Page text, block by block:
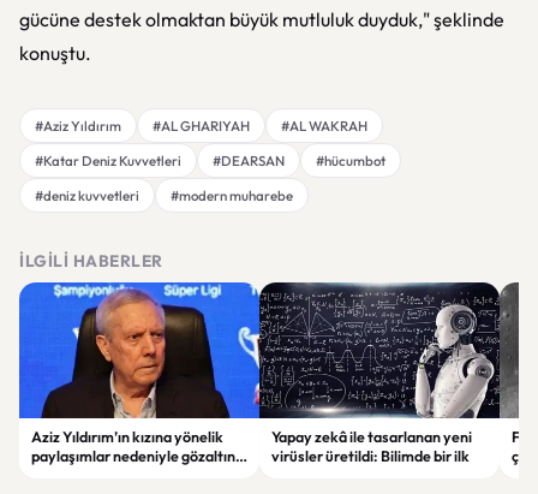
gücüne destek olmaktan büyük mutluluk duyduk," şeklinde
konuştu.
#Aziz Yıldırım #AL GHARIYAH
#AL WAKRAH
#Katar Deniz Kuvvetleri
#DEARSAN
#hücumbot
#deniz kuvvetleri
#modern muharebe
İLGILI HABERLER
Aziz Yıldırım’ın kızına yönelik
paylaşımlar nedeniyle gözaltına
Yapay zekâ ile tasarlanan yeni
virüsler üretildi: Bilimde bir ilk